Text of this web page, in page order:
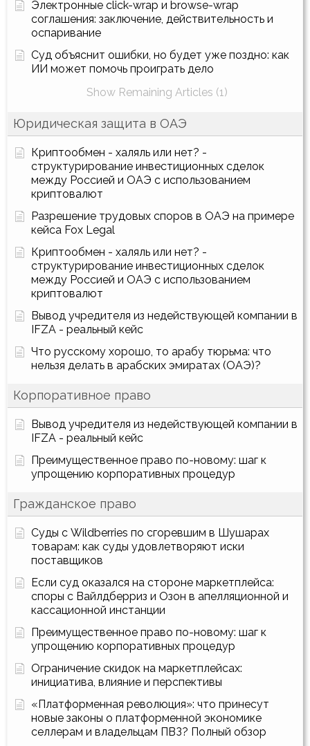
Электронные click-wrap и browse-wrap
соглашения: заключение, действительность и
оспаривание
Суд объяснит ошибки, но будет уже поздно: как
ИИ может помочь проиграть дело
Show Remaining Articles (1)
Юридическая защита в ОАЭ
Криптообмен - халяль или нет? -
структурирование инвестиционных сделок
между Россией и ОАЭ с использованием
криптовалют
Разрешение трудовых споров в ОАЭ на примере
кейса Fox Legal
Криптообмен - халяль или нет? -
структурирование инвестиционных сделок
между Россией и ОАЭ с использованием
криптовалют
Вывод учредителя из недействующей компании в
IFZA - реальный кейс
Что русскому хорошо, то арабу тюрьма: что
нельзя делать в арабских эмиратах (ОАЭ)?
Корпоративное право
Вывод учредителя из недействующей компании в
IFZA - реальный кейс
Преимущественное право по-новому: шаг к
упрощению корпоративных процедур
Гражданское право
Суды с Wildberries по сгоревшим в Шушарах
товарам: как суды удовлетворяют иски
поставщиков
Если суд оказался на стороне маркетплейса:
споры с Вайлдберриз и Озон в апелляционной и
кассационной инстанции
Преимущественное право по-новому: шаг к
упрощению корпоративных процедур
Ограничение скидок на маркетплейсах:
инициатива, влияние и перспективы
«Платформенная революция»: что принесут
новые законы о платформенной экономике
селлерам и владельцам ПВЗ? Полный обзор